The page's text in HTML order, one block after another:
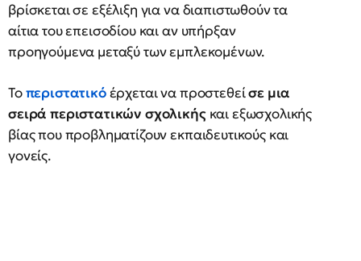
βρίσκεται σε εξέλιξη για να διαπιστωθούν τα
αίτια του επεισοδίου και αν υπήρξαν
προηγούμενα μεταξύ των εμπλεκομένων.
Τοπεριστατικόέρχεται να προστεθείσε μια
σειρά περιστατικών σχολικήςκαι εξωσχολικής
βίας που προβληματίζουν εκπαιδευτικούς και
γονείς.